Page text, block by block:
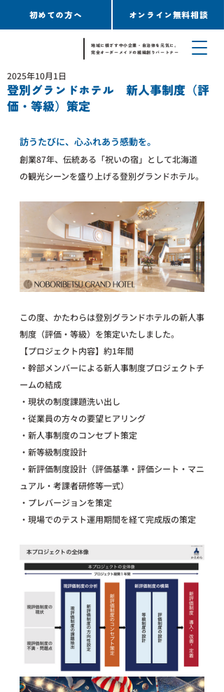
初めての方へ オンライン無料相談
地域に根ざす中小企業・自治体を元気に。
完全オーダーメイドの組織創りパートナー
登別グランドホテル 新人事制度（評
価・等級）策定
2025年10月1日
訪うたびに、心ふれあう感動を。
創業87年、伝統ある「祝いの宿」として北海道
の観光シーンを盛り上げる登別グランドホテル。
この度、かたわらは登別グランドホテルの新人事
制度（評価・等級）を策定いたしました。
【プロジェクト内容】約1年間
・幹部メンバーによる新人事制度プロジェクトチ
ームの結成
・現状の制度課題洗い出し
・従業員の方々の要望ヒアリング
・新人事制度のコンセプト策定
・新等級制度設計
・新評価制度設計（評価基準・評価シート・マニ
ュアル・考課者研修等一式）
・プレバージョンを策定
・現場でのテスト運用期間を経て完成版の策定